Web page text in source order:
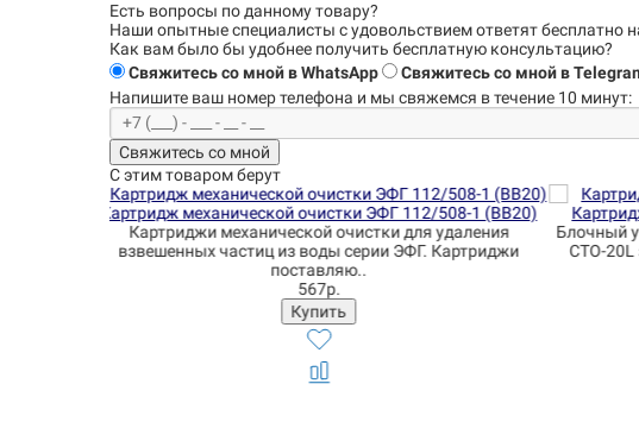
Есть вопросы по данному товару?
Наши опытные специалисты с удовольствиемответят бесплатно
Как вам было бы удобнее получить бесплатную консультацию?
Свяжитесь со мной в WhatsApp
Свяжитесь со мной в
Напишите ваш номер телефона и мы свяжемся в течение 10 минут:
Свяжитесь со мной
С этим товаром берут
Картридж угольный NatureWater BB 20" CP (CTO-20L)
Блочный угольный фильтровальный картридж серии BB
CTO-20L заполнен высококачественным сжатым или
пре..
1331р.
Вид